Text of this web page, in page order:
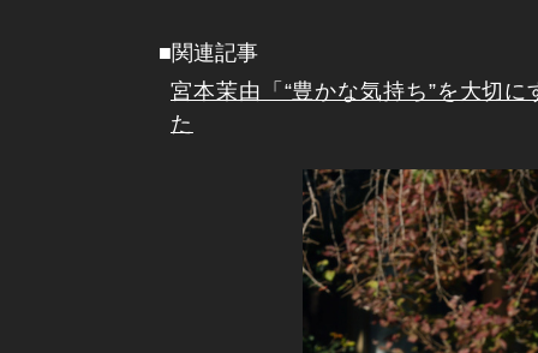
■関連記事
宮本茉由「“豊かな気持ち”を大切
た